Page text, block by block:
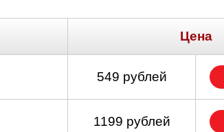
Цена
549 рублей
1199 рублей